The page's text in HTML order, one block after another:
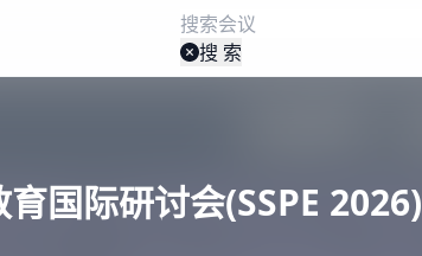
搜 索
国际研讨会(SSPE 2026)